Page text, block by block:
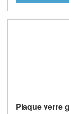
Plaque verre